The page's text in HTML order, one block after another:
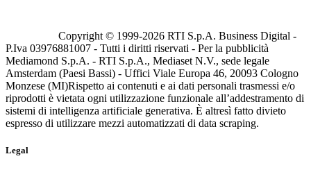
Copyright © 1999-2026 RTI S.p.A. Business Digital -
P.Iva 03976881007 - Tutti i diritti riservati - Per la pubblicità
Mediamond S.p.A. - RTI S.p.A., Mediaset N.V., sede legale
Amsterdam (Paesi Bassi) - Uffici Viale Europa 46, 20093 Cologno
Monzese (MI)Rispetto ai contenuti e ai dati personali trasmessi e/o
riprodotti è vietata ogni utilizzazione funzionale all’addestramento di
sistemi di intelligenza artificiale generativa. È altresì fatto divieto
espresso di utilizzare mezzi automatizzati di data scraping.
Legal